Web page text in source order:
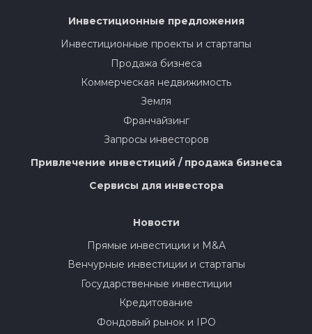
Инвестиционные предложения
Инвестиционные проекты и стартапы
Продажа бизнеса
Коммерческая недвижимость
Земля
Франчайзинг
Запросы инвесторов
Привлечение инвестиций / продажа бизнеса
Сервисы для инвестора
Новости
Прямые инвестиции и M&A
Венчурные инвестиции и стартапы
Государственные инвестиции
Кредитование
Фондовый рынок и IPO